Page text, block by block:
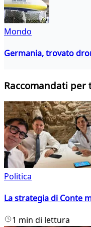
Mondo
Germania, trovato
Raccomandati per
Politica
La strategia di Conte
1 min di lettura